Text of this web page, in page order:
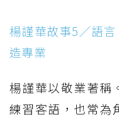
楊謹華故事5／語
造專業
楊謹華以敬業著稱
練習客語，也常為